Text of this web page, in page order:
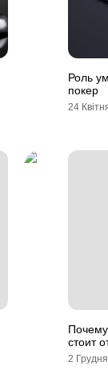
Роль
покер
24
стоит
2